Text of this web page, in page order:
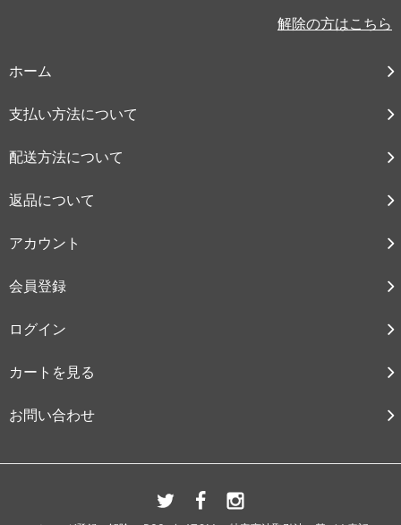
解除の方はこちら
ホーム
支払い方法について
配送方法について
返品について
アカウント
会員登録
ログイン
カートを見る
お問い合わせ